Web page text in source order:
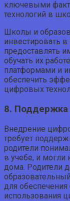
ключевыми
технологий в
Школы и
инвестировать
предоставлять
обучать их
платформами и
обеспечить
цифровых
8. Поддержка
Внедрение
требует
родители
в учебе, и могли
дома. Родители
для
использования